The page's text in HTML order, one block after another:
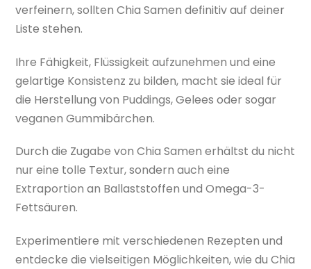
verfeinern, sollten Chia Samen definitiv auf deiner
Liste stehen.
Ihre Fähigkeit, Flüssigkeit aufzunehmen und eine
gelartige Konsistenz zu bilden, macht sie ideal für
die Herstellung von Puddings, Gelees oder sogar
veganen Gummibärchen.
Durch die Zugabe von Chia Samen erhältst du nicht
nur eine tolle Textur, sondern auch eine
Extraportion an Ballaststoffen und Omega-3-
Fettsäuren.
Experimentiere mit verschiedenen Rezepten und
entdecke die vielseitigen Möglichkeiten, wie du Chia